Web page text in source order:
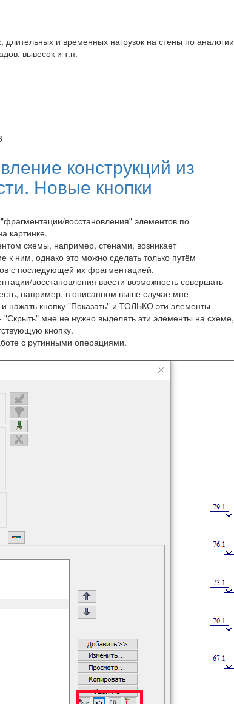
и временных нагрузок на стены по аналогии
вывесок и т.п.
конструкций из
Новые кнопки
восстановления" элементов по
картинке.
схемы, например, стенами, возникает
ним, однако это можно сделать только путём
с последующей их фрагментацией.
восстановления ввести возможность совершать
например, в описанном выше случае мне
нажать кнопку "Показать" и ТОЛЬКО эти элементы
мне не нужно выделять эти элементы на схеме,
кнопку.
с рутинными операциями.